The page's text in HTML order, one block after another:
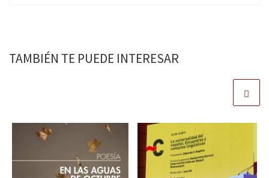
TAMBIÉN TE PUEDE INTERESAR